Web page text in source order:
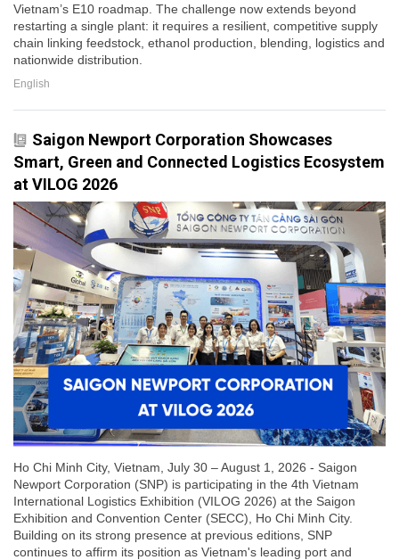
Vietnam’s E10 roadmap. The challenge now extends beyond
restarting a single plant: it requires a resilient, competitive supply
chain linking feedstock, ethanol production, blending, logistics and
nationwide distribution.
English
Saigon Newport Corporation Showcases
Smart, Green and Connected Logistics Ecosystem
at VILOG 2026
Ho Chi Minh City, Vietnam, July 30 – August 1, 2026 - Saigon
Newport Corporation (SNP) is participating in the 4th Vietnam
International Logistics Exhibition (VILOG 2026) at the Saigon
Exhibition and Convention Center (SECC), Ho Chi Minh City.
Building on its strong presence at previous editions, SNP
continues to affirm its position as Vietnam's leading port and